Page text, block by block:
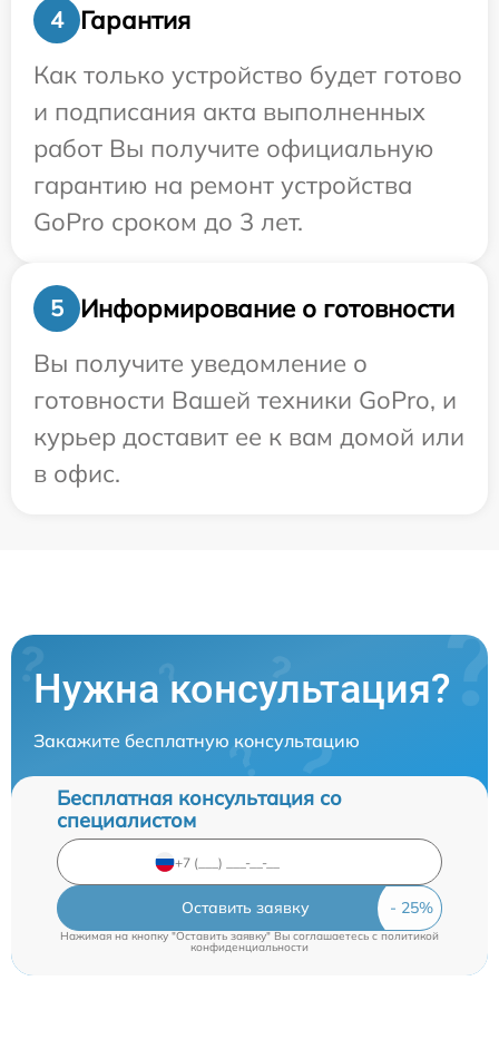
4
Гарантия
Как только устройство будет готово
и подписания акта выполненных
работ Вы получите официальную
гарантию на ремонт устройства
GoPro сроком до 3 лет.
5
Информирование о готовности
Вы получите уведомление о
готовности Вашей техники GoPro, и
курьер доставит ее к вам домой или
в офис.
Нужна консультация?
Закажите бесплатную консультацию
Бесплатная консультация со
специалистом
Оставить заявку
Нажимая на кнопку "Оставить заявку" Вы соглашаетесь c политикой
конфиденциальности